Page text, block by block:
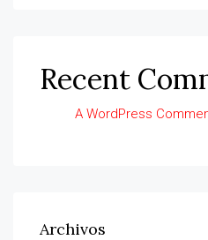
Recent
A WordPress
Archivos